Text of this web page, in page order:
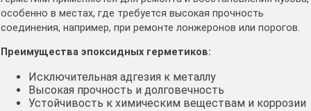
особенно в местах, где требуется высокая прочность
соединения, например, при ремонте лонжеронов или порогов․
Преимущества эпоксидных герметиков:
Исключительная адгезия к металлу
Высокая прочность и долговечность
Устойчивость к химическим веществам и коррозии